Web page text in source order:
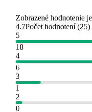
Zobrazené hodnotenie
4.7Počet hodnotení(25)
5
18
4
6
3
1
2
0